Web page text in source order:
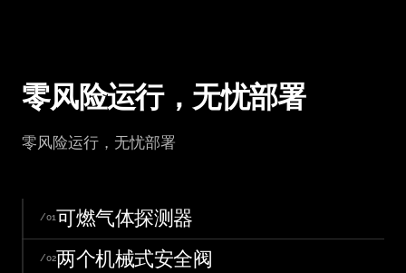
零风险运行，无忧部署
零风险运行，无忧部署
/01可燃气体探测器
当检测到浓度为1%（低于氢气和轻烃的下限浓度）
时，系统将自动关闭并排气至安全压力